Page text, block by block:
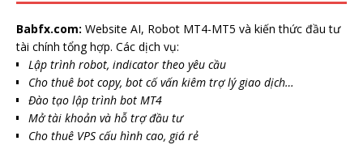
Babfx.com: Website AI, Robot MT4-MT5 và kiến thức đầu tư
tài chính tổng hợp. Các dịch vụ:
Lập trình robot, indicator theo yêu cầu
Cho thuê bot copy, bot cố vấn kiêm trợ lý giao dịch…
Đào tạo lập trình bot MT4
Mở tài khoản và hỗ trợ đầu tư
Cho thuê VPS cấu hình cao, giá rẻ